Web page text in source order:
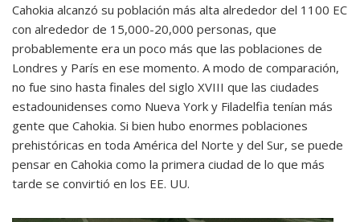
Cahokia alcanzó su población más alta alrededor del 1100 EC
con alrededor de 15,000-20,000 personas, que
probablemente era un poco más que las poblaciones de
Londres y París en ese momento. A modo de comparación,
no fue sino hasta finales del siglo XVIII que las ciudades
estadounidenses como Nueva York y Filadelfia tenían más
gente que Cahokia. Si bien hubo enormes poblaciones
prehistóricas en toda América del Norte y del Sur, se puede
pensar en Cahokia como la primera ciudad de lo que más
tarde se convirtió en los EE. UU.